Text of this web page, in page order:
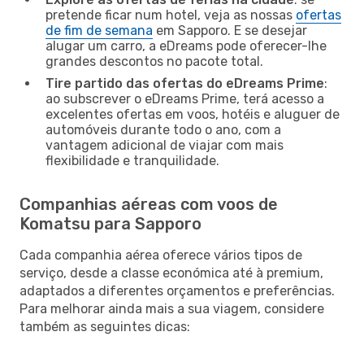
pretende ficar num hotel, veja as nossas ofertas
de fim de semana em Sapporo. E se desejar
alugar um carro, a eDreams pode oferecer-lhe
grandes descontos no pacote total.
Tire partido das ofertas do eDreams Prime:
ao subscrever o eDreams Prime, terá acesso a
excelentes ofertas em voos, hotéis e aluguer de
automóveis durante todo o ano, com a
vantagem adicional de viajar com mais
flexibilidade e tranquilidade.
Companhias aéreas com voos de
Komatsu para Sapporo
Cada companhia aérea oferece vários tipos de
serviço, desde a classe económica até à premium,
adaptados a diferentes orçamentos e preferências.
Para melhorar ainda mais a sua viagem, considere
também as seguintes dicas: